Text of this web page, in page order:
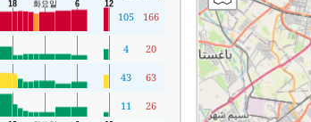
105 166
4 20
43 63
11 26